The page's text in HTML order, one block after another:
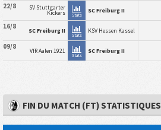
22/8 SV Stuttgarter
Kickers Stats
SC Freiburg II
16/8 SC Freiburg II
Stats
KSV Hessen Kassel
09/8 VfR Aalen 1921
Stats
SC Freiburg II
FIN DU MATCH (FT) STATISTIQUES